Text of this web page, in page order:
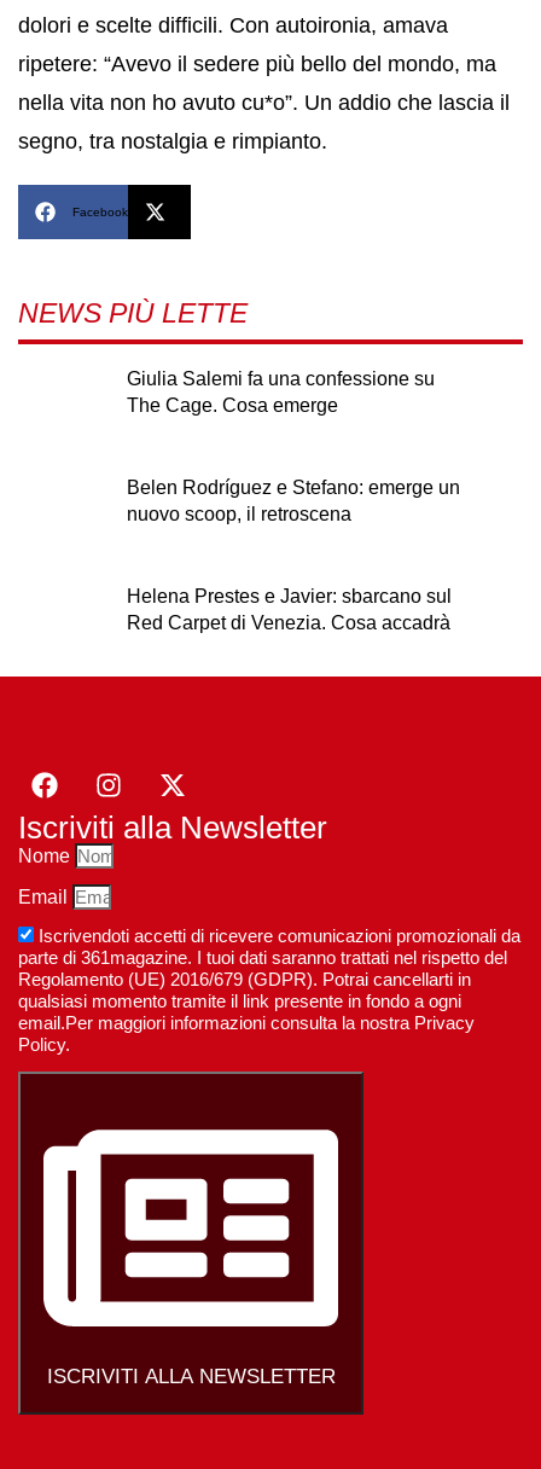
dolori e scelte difficili. Con autoironia, amava
ripetere: “Avevo il sedere più bello del mondo, ma
nella vita non ho avuto cu*o”. Un addio che lascia il
segno, tra nostalgia e rimpianto.
Facebook
NEWS PIÙ LETTE
Giulia Salemi fa una confessione su
The Cage. Cosa emerge
Belen Rodríguez e Stefano: emerge un
nuovo scoop, il retroscena
Helena Prestes e Javier: sbarcano sul
Red Carpet di Venezia. Cosa accadrà
Iscriviti alla Newsletter
Nome
Email
Iscrivendoti accetti di ricevere comunicazioni promozionali da
parte di 361magazine. I tuoi dati saranno trattati nel rispetto del
Regolamento (UE) 2016/679 (GDPR). Potrai cancellarti in
qualsiasi momento tramite il link presente in fondo a ogni
email.Per maggiori informazioni consulta la nostra Privacy
Policy.
ISCRIVITI ALLA NEWSLETTER